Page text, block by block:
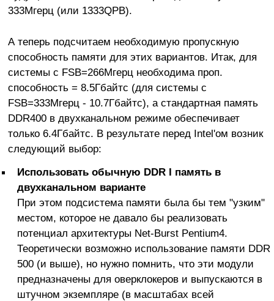
333Мгерц (или 1333QPB).
А теперь подсчитаем необходимую пропускную
способность памяти для этих вариантов. Итак, для
системы с FSB=266Мгерц необходима проп.
способность = 8.5Гбайтс (для системы с
FSB=333Мгерц - 10.7Гбайтс), а стандартная память
DDR400 в двухканальном режиме обеспечивает
только 6.4Гбайтс. В результате перед Intel'ом возник
следующий выбор:
Использовать обычную DDR I память в
двухканальном варианте
При этом подсистема памяти была бы тем "узким"
местом, которое не давало бы реализовать
потенциал архитектуры Net-Burst Pentium4.
Теоретически возможно использование памяти DDR
500 (и выше), но нужно помнить, что эти модули
предназначены для оверклокеров и выпускаются в
штучном экземпляре (в масштабах всей